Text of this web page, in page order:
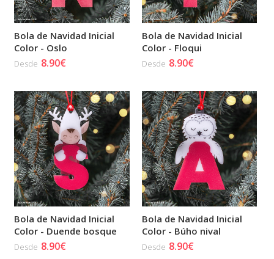
Bola de Navidad Inicial
Color - Oslo
Desde 8.90€
Bola de Navidad Inicial
Color - Floqui
Desde 8.90€
Bola de Navidad Inicial
Color - Duende bosque
Desde 8.90€
Bola de Navidad Inicial
Color - Búho nival
Desde 8.90€